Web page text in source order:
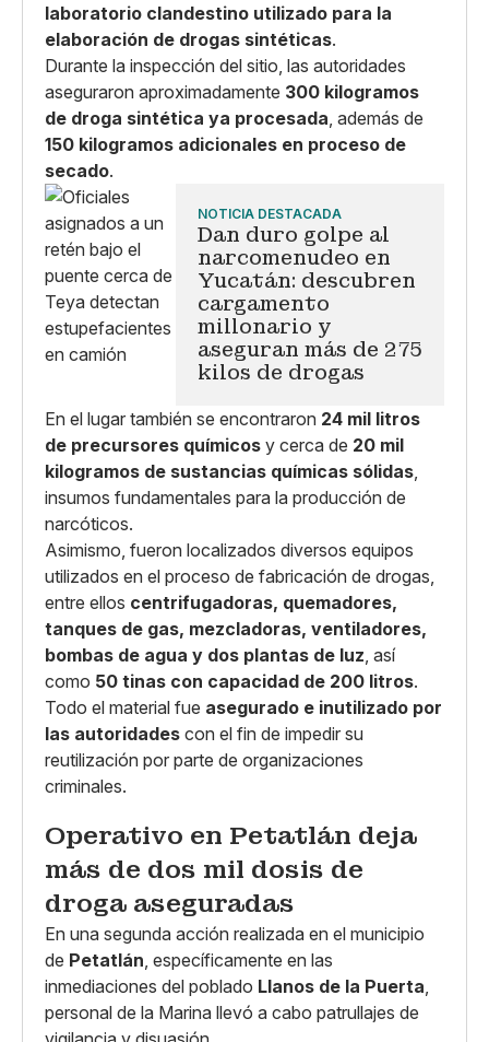
laboratorio clandestino utilizado para la
elaboración de drogas sintéticas.
Durante la inspección del sitio, las autoridades
aseguraron aproximadamente 300 kilogramos
de droga sintética ya procesada , además de
150 kilogramos adicionales en proceso de
secado.
NOTICIA DESTACADA
Dan duro golpe al
narcomenudeo en
Yucatán: descubren
cargamento
millonario y
aseguran más de 275
kilos de drogas
En el lugar también se encontraron 24 mil litros
de precursores químicos y cerca de 20 mil
kilogramos de sustancias químicas sólidas
insumos fundamentales para la producción de
narcóticos.
Asimismo, fueron localizados diversos equipos
utilizados en el proceso de fabricación de drogas,
entre ellos centrifugadoras, quemadores,
tanques de gas, mezcladoras, ventiladores,
bombas de agua y dos plantas de luz , así
como 50 tinas con capacidad de 200 litros.
Todo el material fue asegurado e inutilizado por
las autoridades con el fin de impedir su
reutilización por parte de organizaciones
criminales.
Operativo en Petatlán deja
más de dos mil dosis de
droga aseguradas
En una segunda acción realizada en el municipio
de Petatlán , específicamente en las
inmediaciones del poblado Llanos de la Puerta
personal de la Marina llevó a cabo patrullajes de